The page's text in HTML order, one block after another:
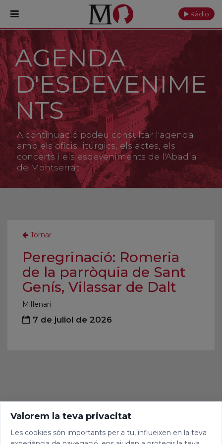
PORTADA
Monestir
Cultura
Actualitat
Fundació
Visita'ns
Ofrenes
Ràdio
AGENDA
D'ESDEVENIME
NTS
A continuació podeu consultar l'agenda
amb els oficis litúrgics, els actes, els
concerts i els esdeveniments de l'Abadia
de Montserrat
Tornar
Peregrinació: Romeria
de la parròquia de Sant
Genís, Vilassar de Dalt
Mil·lenari
7 de juliol de 2026
Valorem la teva privacitat
Les cookies són importants per a tu, influeixen en la teva